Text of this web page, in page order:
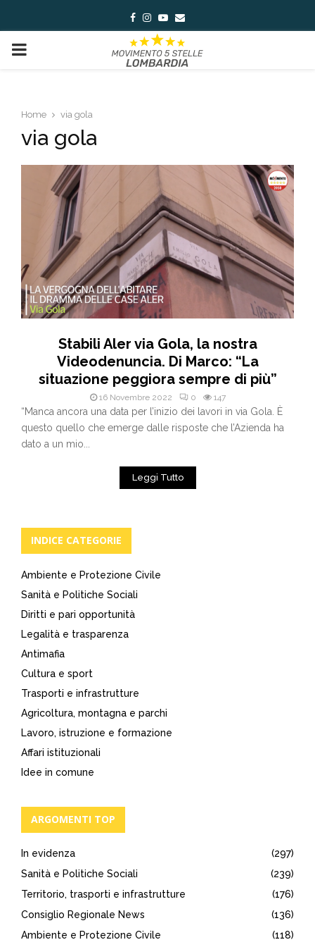
Facebook
Instagram
Youtube
Email
PRIMARY
Home via gola
via gola
Stabili Aler via Gola, la nostra
Videodenuncia. Di Marco: “La
situazione peggiora sempre di più”
16 Novembre 2022 0 147
“Manca ancora una data per l’inizio dei lavori in via Gola. È
questo quello che emerge dalle risposte che l’Azienda ha
dato a un mio...
Leggi Tutto
INDICE CATEGORIE
Ambiente e Protezione Civile
Sanità e Politiche Sociali
Diritti e pari opportunità
Legalità e trasparenza
Antimafia
Cultura e sport
Trasporti e infrastrutture
Agricoltura, montagna e parchi
Lavoro, istruzione e formazione
Affari istituzionali
Idee in comune
ARGOMENTI TOP
In evidenza
(297)
Sanità e Politiche Sociali
(239)
Territorio, trasporti e infrastrutture
(176)
Consiglio Regionale News
(136)
Ambiente e Protezione Civile
(118)